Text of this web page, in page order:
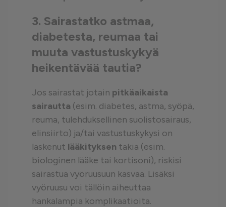
3. Sairastatko astmaa,
diabetesta, reumaa tai
muuta vastustuskykyä
heikentävää tautia?
Jos sairastat jotain pitkäaikaista
sairautta (esim. diabetes, astma, syöpä,
reuma, tulehduksellinen suolistosairaus,
elinsiirto) ja/tai vastustuskykysi on
laskenut lääkityksen takia (esim.
biologinen lääke tai kortisoni), riskisi
sairastua vyöruusuun kasvaa. Lisäksi
vyöruusu voi tällöin aiheuttaa
hankalampia komplikaatioita.